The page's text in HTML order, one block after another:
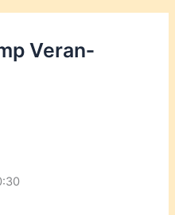
Veran­